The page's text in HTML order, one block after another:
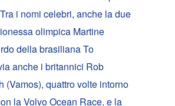
i nomi celebri, anche la due
olimpica Martine
della brasiliana To
anche i britannici Rob
(Vamos), quattro volte intorno
la Volvo Ocean Race, e la